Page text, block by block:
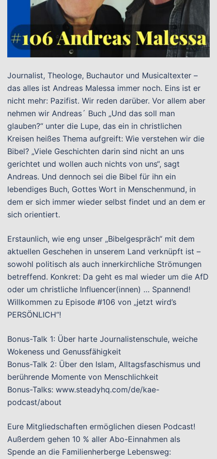
Journalist, Theologe, Buchautor und Musicaltexter –
das alles ist Andreas Malessa immer noch. Eins ist er
nicht mehr: Pazifist. Wir reden darüber. Vor allem aber
nehmen wir Andreas´ Buch „Und das soll man
glauben?“ unter die Lupe, das ein in christlichen
Kreisen heißes Thema aufgreift: Wie verstehen wir die
Bibel? „Viele Geschichten darin sind nicht an uns
gerichtet und wollen auch nichts von uns“, sagt
Andreas. Und dennoch sei die Bibel für ihn ein
lebendiges Buch, Gottes Wort in Menschenmund, in
dem er sich immer wieder selbst findet und an dem er
sich orientiert.
Erstaunlich, wie eng unser „Bibelgespräch“ mit dem
aktuellen Geschehen in unserem Land verknüpft ist –
sowohl politisch als auch innerkirchliche Strömungen
betreffend. Konkret: Da geht es mal wieder um die AfD
oder um christliche Influencer(innen) … Spannend!
Willkommen zu Episode #106 von „jetzt wird’s
PERSÖNLICH“!
Bonus-Talk 1: Über harte Journalistenschule, weiche
Wokeness und Genussfähigkeit
Bonus-Talk 2: Über den Islam, Alltagsfaschismus und
berührende Momente von Menschlichkeit
Bonus-Talks: www.steadyhq.com/de/kae-
podcast/about
Eure Mitgliedschaften ermöglichen diesen Podcast!
Außerdem gehen 10 % aller Abo-Einnahmen als
Spende an die Familienherberge Lebensweg: